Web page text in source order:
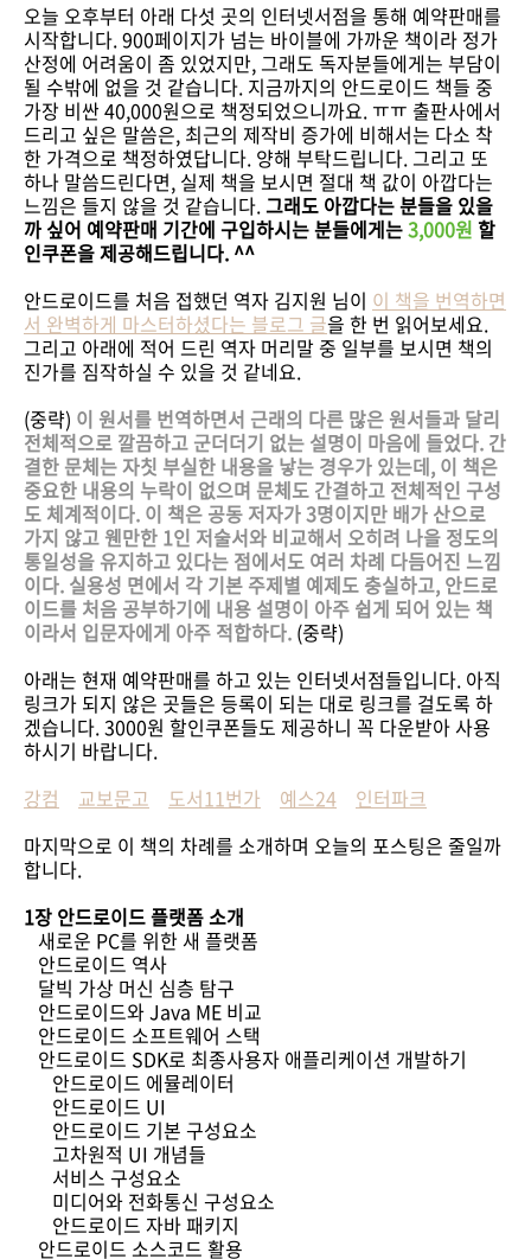
오늘 오후부터 아래 다섯 곳의 인터넷서점을 통해 예약판매를
시작합니다. 900페이지가 넘는 바이블에 가까운 책이라 정가
산정에 어려움이 좀 있었지만, 그래도 독자분들에게는 부담이
될 수밖에 없을 것 같습니다. 지금까지의 안드로이드 책들 중
가장 비싼 40,000원으로 책정되었으니까요. ㅠㅠ 출판사에서
드리고 싶은 말씀은, 최근의 제작비 증가에 비해서는 다소 착
한 가격으로 책정하였답니다. 양해 부탁드립니다. 그리고 또
하나 말씀드린다면, 실제 책을 보시면 절대 책 값이 아깝다는
느낌은 들지 않을 것 같습니다.그래도 아깝다는 분들을 있을
까 싶어 예약판매 기간에 구입하시는 분들에게는3,000원 할
인쿠폰을 제공해드립니다. ^^
안드로이드를 처음 접했던 역자 김지원 님이 이 책을 번역하면
서 완벽하게 마스터하셨다는 블로그 글을 한 번 읽어보세요.
그리고 아래에 적어 드린 역자 머리말 중 일부를 보시면 책의
진가를 짐작하실 수 있을 것 같네요.
(중략) 이 원서를 번역하면서 근래의 다른 많은 원서들과 달리
전체적으로 깔끔하고 군더더기 없는 설명이 마음에 들었다. 간
결한 문체는 자칫 부실한 내용을 낳는 경우가 있는데, 이 책은
중요한 내용의 누락이 없으며 문체도 간결하고 전체적인 구성
도 체계적이다. 이 책은 공동 저자가 3명이지만 배가 산으로
가지 않고 웬만한 1인 저술서와 비교해서 오히려 나을 정도의
통일성을 유지하고 있다는 점에서도 여러 차례 다듬어진 느낌
이다. 실용성 면에서 각 기본 주제별 예제도 충실하고, 안드로
이드를 처음 공부하기에 내용 설명이 아주 쉽게 되어 있는 책
이라서 입문자에게 아주 적합하다. (중략)
아래는 현재 예약판매를 하고 있는 인터넷서점들입니다. 아직
링크가 되지 않은 곳들은 등록이 되는 대로 링크를 걸도록 하
겠습니다. 3000원 할인쿠폰들도 제공하니 꼭 다운받아 사용
하시기 바랍니다.
강컴
교보문고 도서11번가 예스24
인터파크
마지막으로 이 책의 차례를 소개하며 오늘의 포스팅은 줄일까
합니다.
1장 안드로이드 플랫폼 소개
새로운 PC를 위한 새 플랫폼
안드로이드 역사
달빅 가상 머신 심층 탐구
안드로이드와 Java ME 비교
안드로이드 소프트웨어 스택
안드로이드 SDK로 최종사용자 애플리케이션 개발하기
안드로이드 에뮬레이터
안드로이드 UI
안드로이드 기본 구성요소
고차원적 UI 개념들
서비스 구성요소
미디어와 전화통신 구성요소
안드로이드 자바 패키지
안드로이드 소스코드 활용